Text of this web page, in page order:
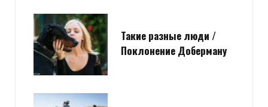
Такие разные люди /
Поклонение Доберману